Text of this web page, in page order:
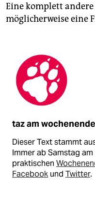
Eine komplett
möglicherweise eine
taz am wochenende
Dieser Text stammt
Immer ab Samstag am
praktischen
Facebook und Twitter.